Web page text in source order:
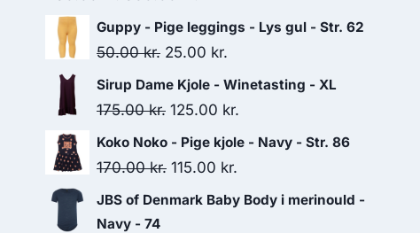
price
was:
price
is:
Guppy - Pige leggings - Lys gul - Str. 62
50.00kr. Original
price
was:
25.00 kr.
price
is:
Sirup Dame Kjole - Winetasting - XL
175.00kr. Original
price
was:
125.00 kr.
price
Koko Noko - Pige kjole - Navy - Str. 86
170.00kr. Original
price
115.00 kr.
price
JBS of Denmark Baby Body i merinould -
Navy - 74